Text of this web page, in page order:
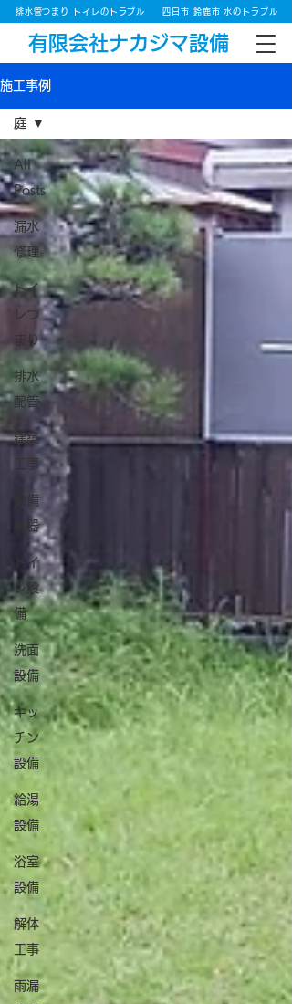
有限会社ナカジマ設備
排水管つまり トイレのトラブル 四日市 鈴鹿市 水のトラブル
施工事例
All
Posts
漏水
修理
トイ
レつ
まり
排水
配管
建築
工事
設備
機器
トイ
レ設
備
洗面
設備
キッ
チン
設備
給湯
設備
浴室
設備
解体
工事
雨漏
庭